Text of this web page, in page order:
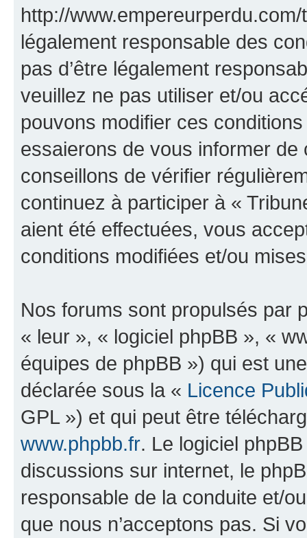
http://
légalement responsable des
pas d’être légalement
veuillez ne pas utiliser et/ou
pouvons modifier ces
essaierons de vous informer
conseillons de vérifier
continuez à participer à «
aient été effectuées, vous
conditions modifiées et/ou
Nos forums sont propulsés par
« leur », « logiciel phpBB », «
équipes de phpBB ») qui est
déclarée sous la « Licence
GPL ») et qui peut être
www.phpbb.fr. Le logiciel
discussions sur internet, le
responsable de la conduite et/
que nous n’acceptons pas. Si